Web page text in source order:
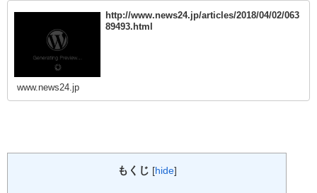
http://www.news24.jp/articles/2018/04/02/063
89493.html
www.news24.jp
もくじ [hide]